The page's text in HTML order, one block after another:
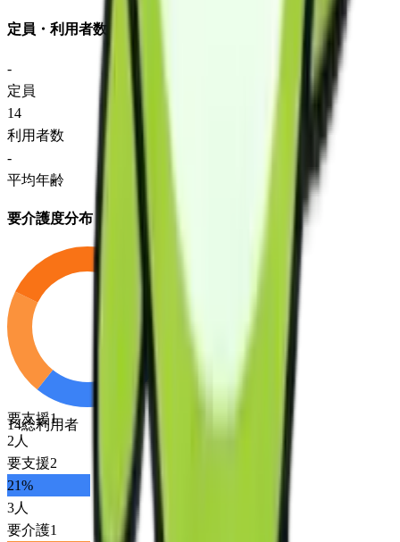
定員・利用者数
-
定員
14
利用者数
-
平均年齢
要介護度分布
14総利用者
要支援1
2 人
要支援2
21%
3人
要介護1